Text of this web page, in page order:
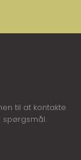
til at kontakte
spørgsmål.